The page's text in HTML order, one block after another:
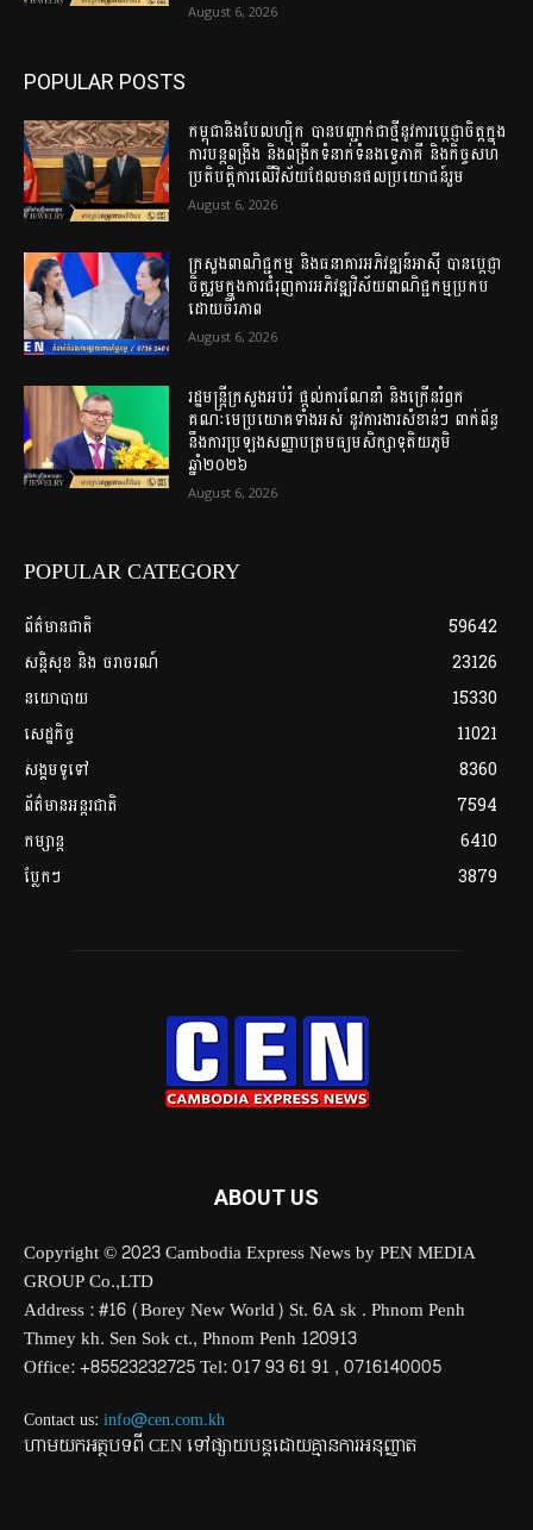
August 6, 2026
POPULAR POSTS
កម្ពុជានិងបែលហ្ស៊ិក បានបញ្ជាក់ជាថ្មីនូវការប្តេជ្ញាចិត្តក្នុង
ការបន្តពង្រឹង និងពង្រីកទំនាក់ទំនងទ្វេភាគី និងកិច្ចសហ
ប្រតិបត្តិការលើវិស័យដែលមានផលប្រយោជន៍រួម
August 6, 2026
ក្រសួងពាណិជ្ជកម្ម និងធនាគារអភិវឌ្ឍន៍អាស៊ី បានប្តេជ្ញា
ចិត្តរួមក្នុងការជំរុញការអភិវឌ្ឍវិស័យពាណិជ្ជកម្មប្រកប
ដោយចីរភាព
August 6, 2026
រដ្ឋមន្ត្រីក្រសួងអប់រំ ផ្ដល់ការណែនាំ និងក្រើនរំឭក
គណៈមេប្រយោគទាំងអស់ នូវការងារសំខាន់ៗ ពាក់ព័ន្ធ
នឹងការប្រឡងសញ្ញាបត្រមធ្យមសិក្សាទុតិយភូមិ
ឆ្នាំ២០២៦
August 6, 2026
POPULAR CATEGORY
ព័ត៌មានជាតិ
59642
សន្តិសុខ និង ចរាចរណ៍
23126
នយោបាយ
15330
សេដ្ឋកិច្ច
11021
សង្គមទូទៅ
8360
ព័ត៌មានអន្តរជាតិ
7594
កម្សាន្ត
6410
ប្លែកៗ
3879
ABOUT US
Copyright © 2023 Cambodia Express News by PEN MEDIA
GROUP Co.,LTD
Address : #16 (Borey New World) St. 6A sk . Phnom Penh
Thmey kh. Sen Sok ct., Phnom Penh 120913
Office: +85523232725 Tel: 017 93 61 91 , 0716140005
Contact us: info@cen.com.kh
ហាមយកអត្ថបទពី CEN ទៅផ្សាយបន្តដោយគ្មានការអនុញ្ញាត